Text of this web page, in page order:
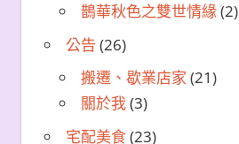
鵲華秋色之雙世情緣(2)
公告 (26)
搬遷、歇業店家 (21)
關於我(3)
宅配美食(23)